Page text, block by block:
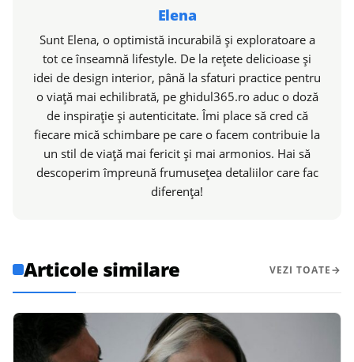
Elena
Sunt Elena, o optimistă incurabilă și exploratoare a
tot ce înseamnă lifestyle. De la rețete delicioase și
idei de design interior, până la sfaturi practice pentru
o viață mai echilibrată, pe ghidul365.ro aduc o doză
de inspirație și autenticitate. Îmi place să cred că
fiecare mică schimbare pe care o facem contribuie la
un stil de viață mai fericit și mai armonios. Hai să
descoperim împreună frumusețea detaliilor care fac
diferența!
Articole similare VEZI TOATE